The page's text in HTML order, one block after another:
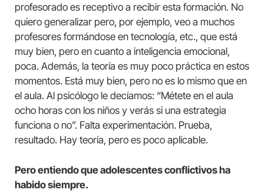
profesorado es receptivo a recibir esta formación. No
quiero generalizar pero, por ejemplo, veo a muchos
profesores formándose en tecnología, etc., que está
muy bien, pero en cuanto a inteligencia emocional,
poca. Además, la teoría es muy poco práctica en estos
momentos. Está muy bien, pero no es lo mismo que en
el aula. Al psicólogo le decíamos: “Métete en el aula
ocho horas con los niños y verás si una estrategia
funciona o no”. Falta experimentación. Prueba,
resultado. Hay teoría, pero es poco aplicable.
Pero entiendo que adolescentes conflictivos ha
habido siempre.